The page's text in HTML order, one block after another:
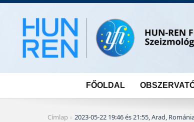
content
FŐOLDAL
Címlap » 2023-05-22 19:46 és 21:55, Arad,